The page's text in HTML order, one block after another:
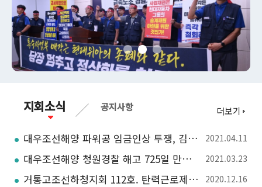
지회소식
대우조선해양 파워공 임금인상 투쟁, 김호규 금속노조위원장 나선다 2021.04.11
대우조선해양 청원경찰 해고 725일 만에 다시 일터로. 거통고조선하청지회 2021.03.23
거통고조선하청지회 112호. 탄력근로제, 알아야 당하지 않는다 2020.12.16
더보기
공지사항